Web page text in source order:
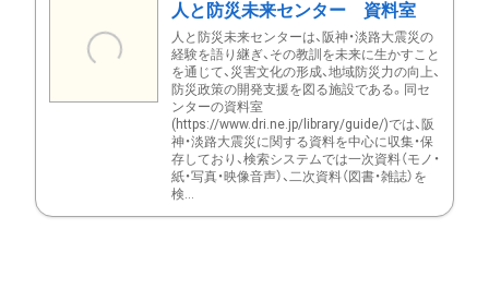
人と防災未来センター 資料室
人と防災未来センターは、阪神・淡路大震災の
経験を語り継ぎ、その教訓を未来に生かすこと
を通じて、災害文化の形成、地域防災力の向上、
防災政策の開発支援を図る施設である。同セ
ンターの資料室
(https://www.dri.ne.jp/library/guide/)では、阪
神・淡路大震災に関する資料を中心に収集・保
存しており、検索システムでは一次資料（モノ・
紙・写真・映像音声）、二次資料（図書・雑誌）を
検...